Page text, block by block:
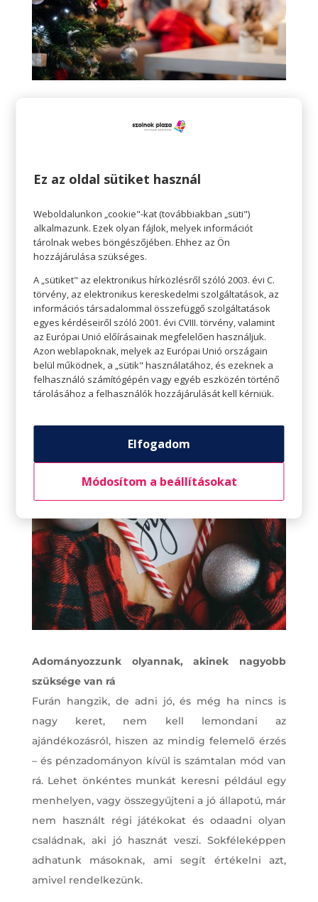
A kisebb költségvetés egyáltalán nem jelenti azt,
jelenti, hogy sokkal tudatosabban,
segít. Nem vásárolunk össze-vissza, célirányosan
látogatjuk az üzleteket az üzletközpontban. Ha a
keret nem teszi lehetővé, nem kell vásárolnunk
aki kap, szorítkozzunk a szűkebb családra.
Készítsünk saját kezűleg ajándékot
Egy kis kreativitással kevés pénzből is nagyszerű
ajándékok készíthetők. Az interneten kis
keresgéléssel remek ötletekre lehet bukkanni, a
megvalósításhoz pedig nem kell más csak az
Adományozzunk olyannak, akinek nagyobb
szüksége van rá
Furán hangzik, de adni jó, és még ha nincs is
nagy keret, nem kell lemondani az
ajándékozásról, hiszen az mindig felemelő érzés
– és pénzadományon kívül is számtalan mód van
rá. Lehet önkéntes munkát keresni például egy
menhelyen, vagy összegyűjteni a jó állapotú, már
nem használt régi játékokat és odaadni olyan
családnak, aki jó hasznát veszi. Sokféleképpen
adhatunk másoknak, ami segít értékelni azt,
amivel rendelkezünk.
Ez az oldal sütiket használ
Weboldalunkon „cookie"-kat (továbbiakban „süti")
alkalmazunk. Ezek olyan fájlok, melyek információt
tárolnak webes böngészőjében. Ehhez az Ön
hozzájárulása szükséges.
A „sütiket" az elektronikus hírközlésről szóló 2003. évi C.
törvény, az elektronikus kereskedelmi szolgáltatások, az
információs társadalommal összefüggő szolgáltatások
egyes kérdéseiről szóló 2001. évi CVIII. törvény, valamint
az Európai Unió előírásainak megfelelően használjuk.
Azon weblapoknak, melyek az Európai Unió országain
belül működnek, a „sütik" használatához, és ezeknek a
felhasználó számítógépén vagy egyéb eszközén történő
tárolásához a felhasználók hozzájárulását kell kérniük.
Elfogadom
Módosítom a beállításokat